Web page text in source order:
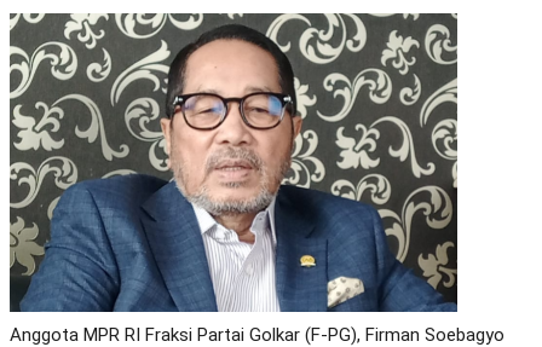
Anggota MPR RI Fraksi Partai Golkar (F-PG), Firman Soebagyo